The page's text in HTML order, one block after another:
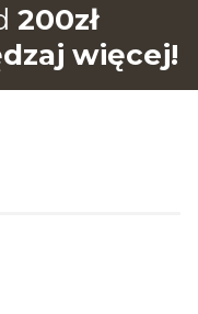
200zł
więcej!